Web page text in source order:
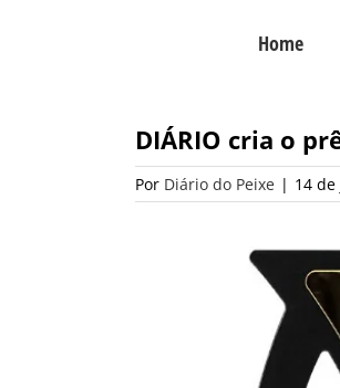
Home
DIÁRIO cria o
Por Diário do Peixe | 14